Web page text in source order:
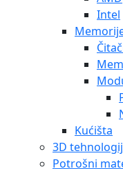
Intel
Kućišta
3D
Potrošni